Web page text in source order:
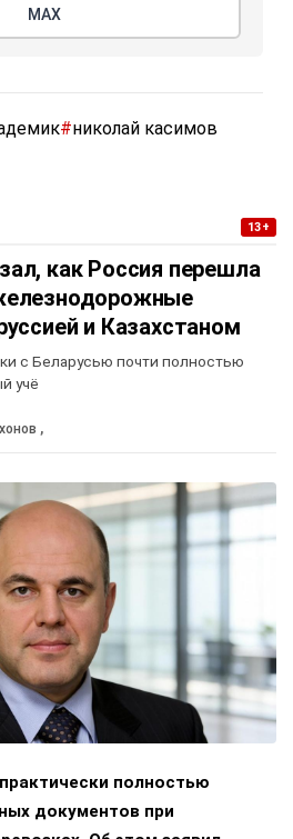
МАХ
#николай касимов
13+
как Россия перешла
и Казахстаном
с Беларусью почти полностью
учё
,
полностью
документов при